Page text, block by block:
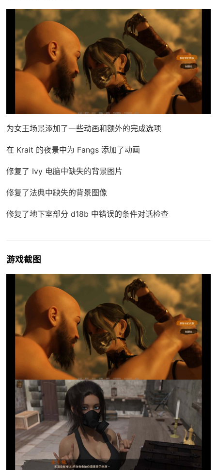
为女王场景添加了一些动画和额外的完成选项
在 Krait 的夜景中为 Fangs 添加了动画
修复了 Ivy 电脑中缺失的背景图片
修复了法典中缺失的背景图像
修复了地下室部分 d18b 中错误的条件对话检查
游戏截图